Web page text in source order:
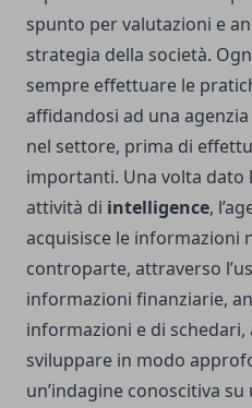
spunto per valutazioni e
strategia della società.
sempre effettuare le
affidandosi ad una
nel settore, prima di
importanti. Una volta dato
attività di intelligence,
acquisisce le informazioni
controparte, attraverso
informazioni finanziarie,
informazioni e di
sviluppare in modo
un’indagine conoscitiva